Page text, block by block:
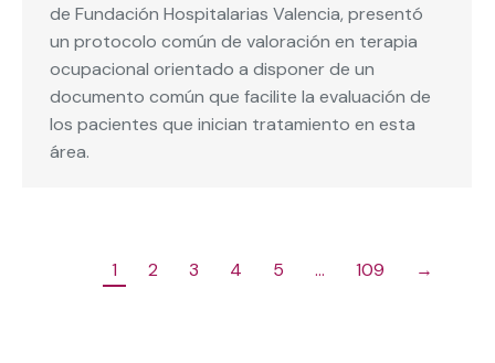
de Fundación Hospitalarias Valencia, presentó
un protocolo común de valoración en terapia
ocupacional orientado a disponer de un
documento común que facilite la evaluación de
los pacientes que inician tratamiento en esta
área.
1 2 3 4 5 … 109 →